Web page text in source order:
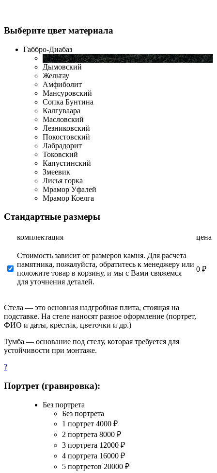
Выберите цвет материала
Габбро-Диабаз
Габбро-Диабаз
Дымовский
Жельтау
Амфиболит
Мансуровский
Сопка Бунтина
Калгуваара
Масловский
Лезниковский
Покостовский
Лабрадорит
Токовский
Капустинский
Змеевик
Лисья горка
Мрамор Уфалей
Мрамор Коелга
Стандартные размеры
комплектация цена
Стоимость зависит от размеров камня. Для расчета
памятника, пожалуйста, обратитесь к менеджеру или
положите товар в корзину, и мы с Вами свяжемся
для уточнения деталей.
0 ₽
Стела — это основная надгробная плита, стоящая на
подставке. На стеле наносят разное оформление (портрет,
ФИО и даты, крестик, цветочки и др.)
Тумба — основание под стелу, которая требуется для
устойчивости при монтаже.
?
Портрет (гравировка):
Без портрета
Без портрета
1 портрет 4000 ₽
2 портрета 8000 ₽
3 портрета 12000 ₽
4 портрета 16000 ₽
5 портретов 20000 ₽